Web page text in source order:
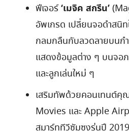
ฟีเจอร์‘เมจิค สกรีน’
อัพเกรด เปลี่ยนจอดำสนิ
กลมกลืนกับลวดลายบนก
แสดงข้อมูลต่าง ๆ บนจอ
และลูกเล่นใหม่ ๆ
เสริมทัพด้วยคอนเทนต์คุ
Movies และ Apple
สมาร์ททีวีซัมซุงรุ่นปี